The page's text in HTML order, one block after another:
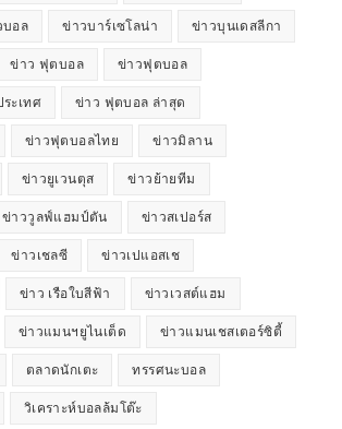
บอล ข่าวบาร์เซโลน่า ข่าวบุนเดสลีกา
ข่าว ฟุตบอล ข่าวฟุตบอล
ะเทศ ข่าว ฟุตบอล ล่าสุด
ข่าวฟุตบอลไทย ข่าวมิลาน
ข่าวยูเวนตุส ข่าวย้ายทีม
ข่าววูลฟ์แฮมป์ตัน ข่าวสเปอร์ส
ข่าวเชลซี ข่าวเปแอสเช
ข่าว เรือใบสีฟ้า ข่าวเวสต์แฮม
ข่าวแมนฯยูไนเต็ด ข่าวแมนเชสเตอร์ซิตี้
ตลาดนักเตะ ทรรศนะบอล
วิเคราะห์บอลล้มโต๊ะ